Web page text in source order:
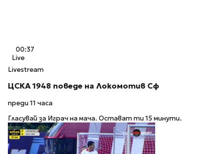
00:37
Live
Livestream
ЦСКА 1948 поведе на Локомотив Сф
преди 11 часа
Гласувай за Играч на мача. Остават ти 15 минути.